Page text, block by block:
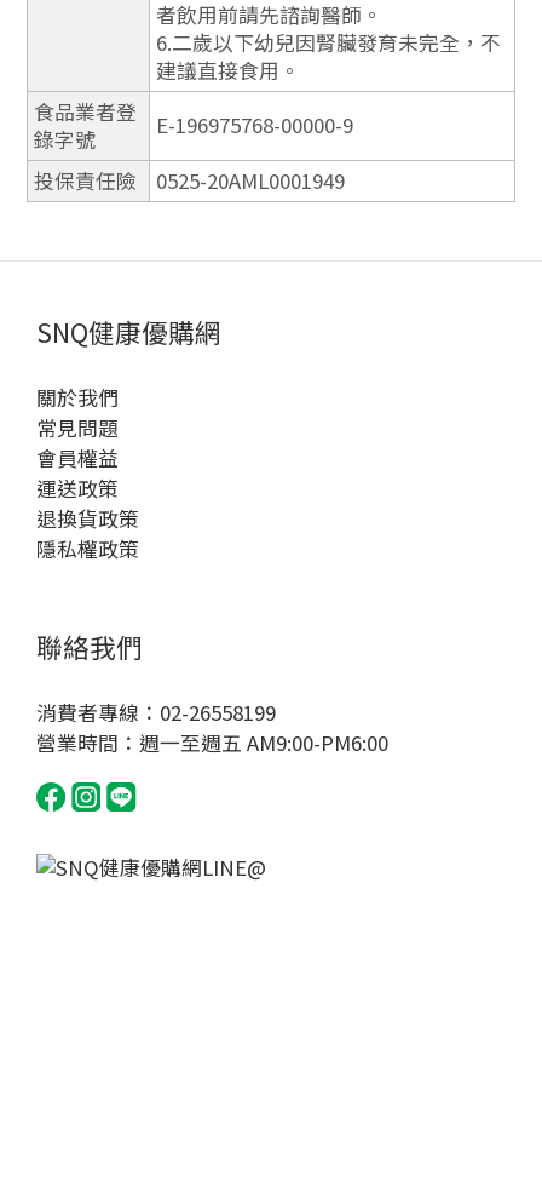
者飲用前請先諮詢醫師。
6.二歲以下幼兒因腎臟發育未完全，不
建議直接食用。
食品業者登
錄字號
E-196975768-00000-9
投保責任險
0525-20AML0001949
SNQ健康優購網
關於我們
常見問題
會員權益
運送政策
退換貨政策
隱私權政策
聯絡我們
消費者專線：02-26558199
營業時間：週一至週五 AM9:00-PM6:00